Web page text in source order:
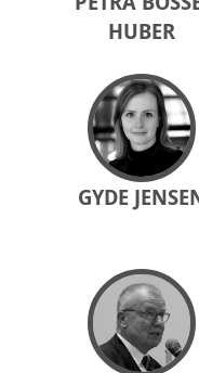
HUBER
GYDE